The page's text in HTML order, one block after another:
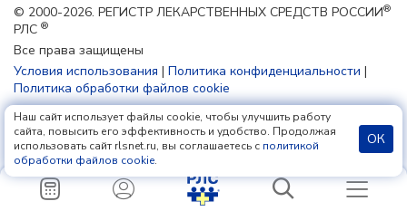
© 2000-2026. РЕГИСТР ЛЕКАРСТВЕННЫХ СРЕДСТВ РОССИИ®
РЛС ®
Все права защищены
Условия использования | Политика конфиденциальности |
Политика обработки файлов cookie
18+
Наш сайт использует файлы cookie, чтобы улучшить работу
сайта, повысить его эффективность и удобство. Продолжая
использовать сайт rlsnet.ru, вы соглашаетесь с политикой
обработки файлов cookie.
ОК